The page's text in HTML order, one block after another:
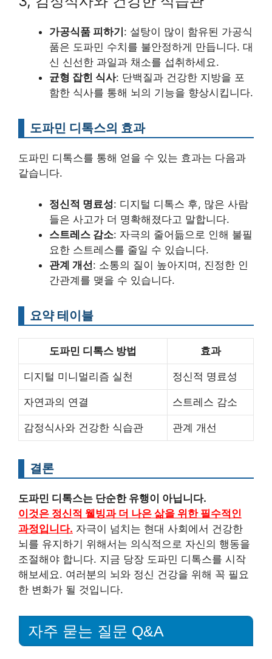
가공식품 피하기 : 설탕이 많이 함유된 가공식
품은 도파민 수치를 불안정하게 만듭니다. 대
신 신선한 과일과 채소를 섭취하세요.
균형 잡힌 식사: 단백질과 건강한 지방을 포
함한 식사를 통해 뇌의 기능을 향상시킵니다.
도파민 디톡스의 효과
도파민 디톡스를 통해 얻을 수 있는 효과는 다음과
같습니다.
정신적 명료성: 디지털 디톡스 후, 많은 사람
들은 사고가 더 명확해졌다고 말합니다.
스트레스 감소: 자극의 줄어듦으로 인해 불필
요한 스트레스를 줄일 수 있습니다.
관계 개선: 소통의 질이 높아지며, 진정한 인
간관계를 맺을 수 있습니다.
요약 테이블
도파민 디톡스 방법 효과
디지털 미니멀리즘 실천 정신적 명료성
자연과의 연결 스트레스 감소
감정식사와 건강한 식습관 관계 개선
결론
도파민 디톡스는 단순한 유행이 아닙니다.
이것은 정신적 웰빙과 더 나은 삶을 위한 필수적인
과정입니다. 자극이 넘치는 현대 사회에서 건강한
뇌를 유지하기 위해서는 의식적으로 자신의 행동을
조절해야 합니다. 지금 당장 도파민 디톡스를 시작
해보세요. 여러분의 뇌와 정신 건강을 위해 꼭 필요
한 변화가 될 것입니다.
자주 묻는 질문 Q&A